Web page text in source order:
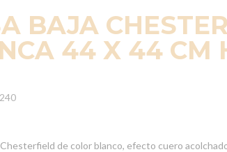
BAJA
44 X 44 CM
Chesterfield de color blanco, efecto cuero